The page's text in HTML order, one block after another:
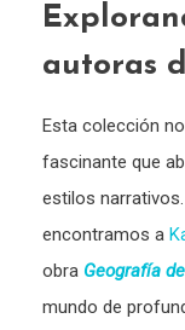
autoras
Esta colección
fascinante que
estilos
encontramos a
obra Geografía
mundo de